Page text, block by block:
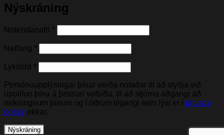
Nýskráning
Notendanafn *
Netfang *
Lykilorð *
Persónuupplýsingar þínar verða notaðar til að styðja við
upplifun þína á þessari vefsíðu, til að stjórna aðgangi að
reikningnum þínum og í öðrum tilgangi sem lýst er í privacy
policy okkar.
Nýskráning